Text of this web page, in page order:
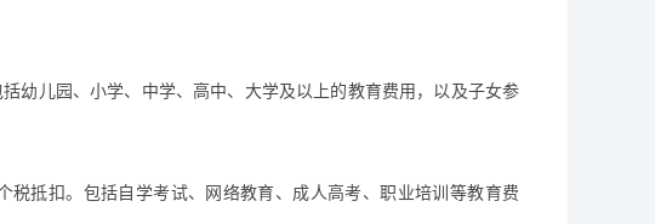
幼儿园、小学、中学、高中、大学及以上的教育费用，以及子女参
抵扣。包括自学考试、网络教育、成人高考、职业培训等教育费